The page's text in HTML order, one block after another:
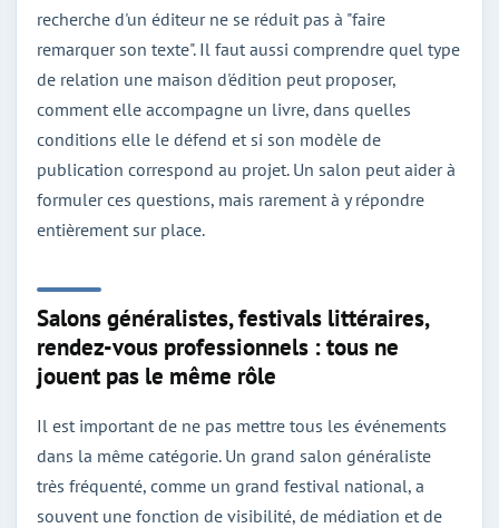
recherche d'un éditeur ne se réduit pas à "faire
remarquer son texte". Il faut aussi comprendre quel type
de relation une maison d'édition peut proposer,
comment elle accompagne un livre, dans quelles
conditions elle le défend et si son modèle de
publication correspond au projet. Un salon peut aider à
formuler ces questions, mais rarement à y répondre
entièrement sur place.
Salons généralistes, festivals littéraires,
rendez-vous professionnels : tous ne
jouent pas le même rôle
Il est important de ne pas mettre tous les événements
dans la même catégorie. Un grand salon généraliste
très fréquenté, comme un grand festival national, a
souvent une fonction de visibilité, de médiation et de